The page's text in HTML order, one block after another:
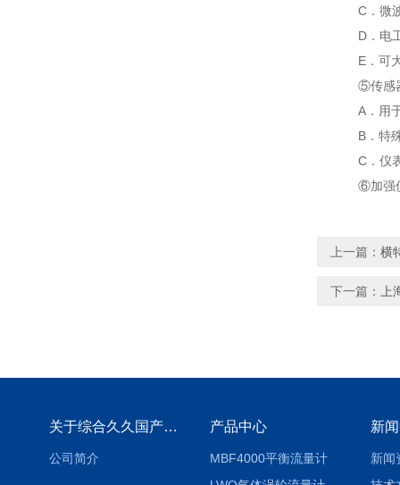
C．微波
D．电工自
E．可大量
⑤传感器
A．用于现
B．特殊弹
C．仪表材
⑥加强仪器
上一篇： 横
下一篇：
关于综合久久国产九一剧情麻豆
公司简介
产品中心
MBF4000平衡流量计
新
新闻